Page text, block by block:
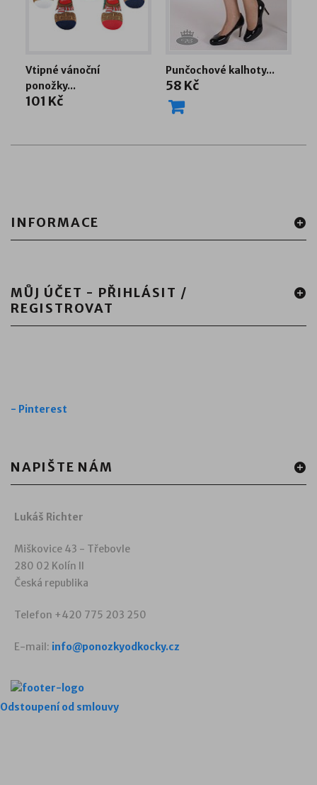
Vtipné vánoční
ponožky...
101 Kč
Punčochové kalhoty...
58 Kč
INFORMACE
MŮJ ÚČET - PŘIHLÁSIT /
REGISTROVAT
- Pinterest
NAPIŠTE NÁM
Lukáš Richter
Miškovice 43 - Třebovle
280 02 Kolín II
Česká republika
Telefon +420 775 203 250
E-mail: info@ponozkyodkocky.cz
Odstoupení od smlouvy